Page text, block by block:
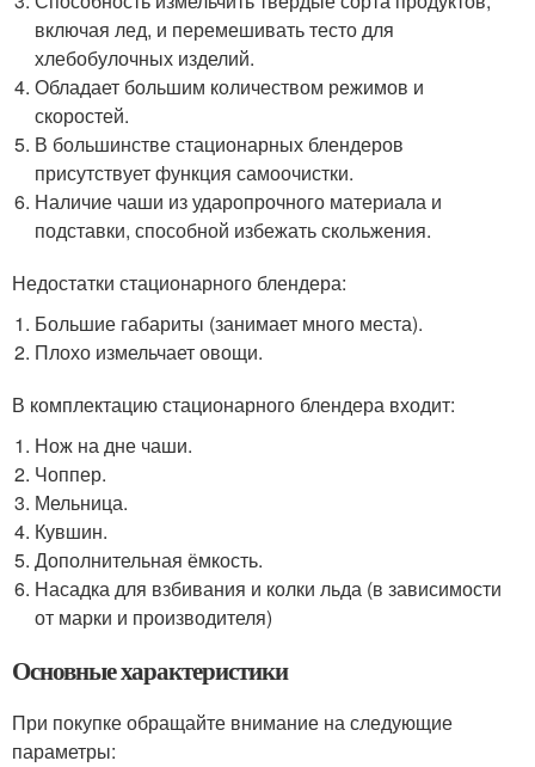
включая лед, и перемешивать тесто для
хлебобулочных изделий.
Обладает большим количеством режимов и
скоростей.
В большинстве стационарных блендеров
присутствует функция самоочистки.
Наличие чаши из ударопрочного материала и
подставки, способной избежать скольжения.
Недостатки стационарного блендера:
Большие габариты (занимает много места).
Плохо измельчает овощи.
В комплектацию стационарного блендера входит:
Нож на дне чаши.
Чоппер.
Мельница.
Кувшин.
Дополнительная ёмкость.
Насадка для взбивания и колки льда (в зависимости
от марки и производителя)
Основные характеристики
При покупке обращайте внимание на следующие
параметры: